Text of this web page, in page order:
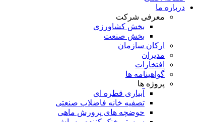
درباره ما
معرفی شرکت
بخش کشاورزی
بخش صنعت
ارکان سازمان
مدیران
افتخارات
گواهینامه ها
پروژه ها
آبیاری قطره ای
تصفیه خانه فاضلاب صنعتی
حوضچه های پرورش ماهی